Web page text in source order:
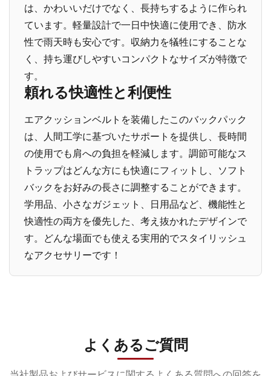
は、かわいいだけでなく、長持ちするように作られ
ています。軽量設計で一日中快適に使用でき、防水
性で雨天時も安心です。収納力を犠牲にすることな
く、持ち運びしやすいコンパクトなサイズが特徴で
す。
頼れる快適性と利便性
エアクッションベルトを装備したこのバックパック
は、人間工学に基づいたサポートを提供し、長時間
の使用でも肩への負担を軽減します。調節可能なス
トラップはどんな方にも快適にフィットし、ソフト
バックをお好みの長さに調整することができます。
学用品、小さなガジェット、日用品など、機能性と
快適性の両方を優先した、考え抜かれたデザインで
す。どんな場面でも使える実用的でスタイリッシュ
なアクセサリーです！
よくあるご質問